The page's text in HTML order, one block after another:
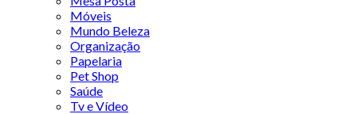
Móveis
Mundo Beleza
Organização
Papelaria
Pet Shop
Saúde
Tv e Vídeo